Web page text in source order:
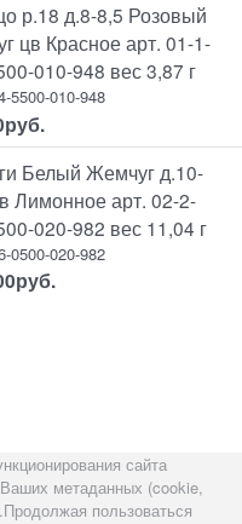
р.18 д.8-8,5 Розовый
цв Красное арт. 01-1-
010-948 вес 3,87 г
5500-010-948
руб.
Белый Жемчуг д.10-
Лимонное арт. 02-2-
020-982 вес 11,04 г
0500-020-982
руб.
сайта
метаданных (cookie,
пользоваться